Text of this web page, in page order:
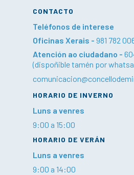
CONTACTO
Teléfonos de interese
Oficinas Xerais - 981 782
Atención ao ciudadano -
(dispoñible tamén por
HORARIO DE INVERNO
Luns a venres
9:00 a 15:00
HORARIO DE VERÁN
Luns a venres
9:00 a 14:00